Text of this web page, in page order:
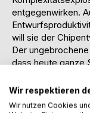
entgegenwirken.
will sie der
Der
dass heute ganze
komplexen
Chip gefertigt
dieser Systeme
Wir respektieren
Wir nutzen Cookies